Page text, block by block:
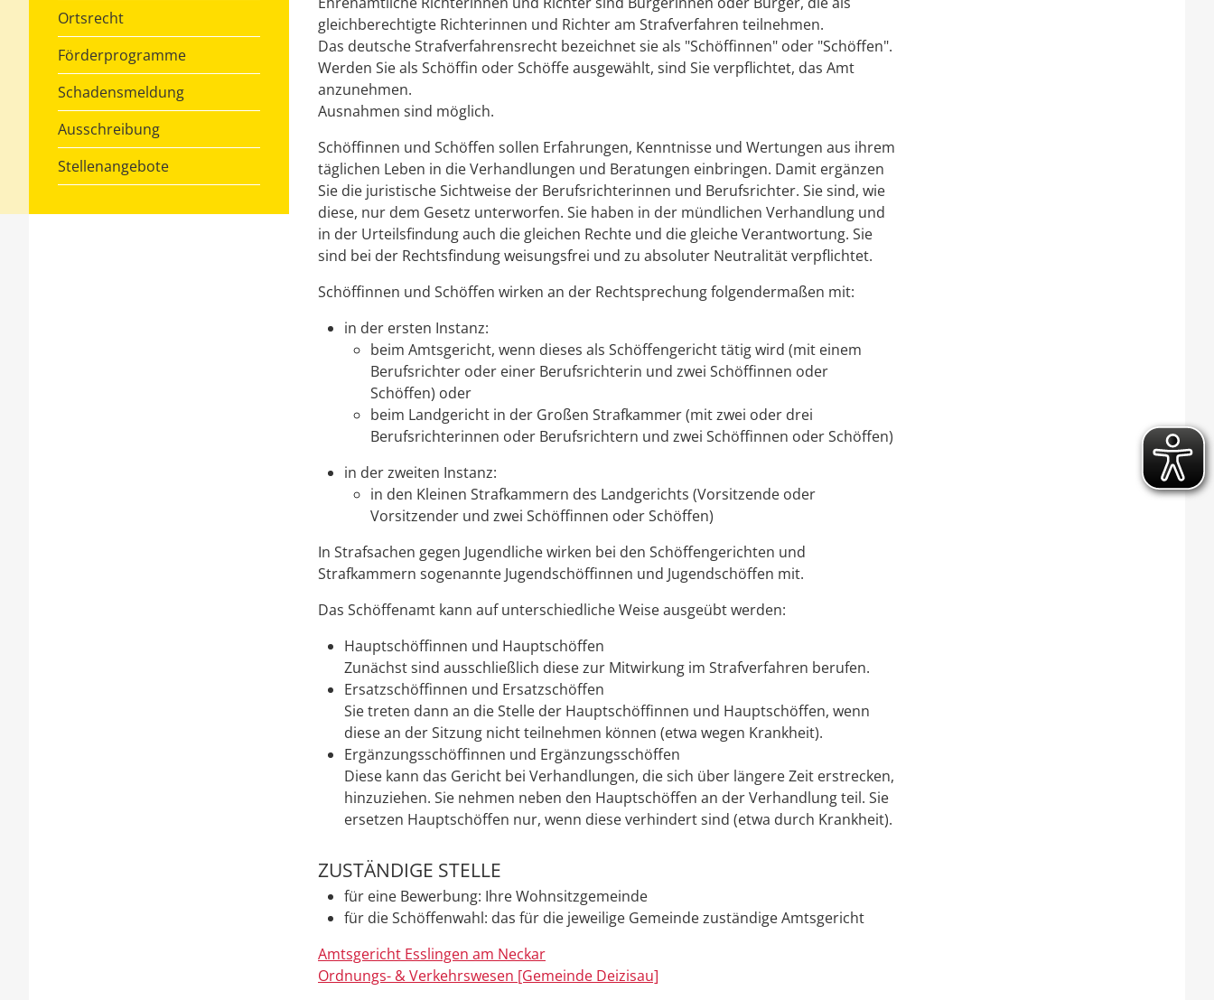
Ortsrecht
Förderprogramme
Schadensmeldung
Ausschreibung
Stellenangebote
gleichberechtigte Richterinnen und Richter am Strafverfahren teilnehmen.
Das deutsche Strafverfahrensrecht bezeichnet sie als "Schöffinnen" oder "Schöffen".
Werden Sie als Schöffin oder Schöffe ausgewählt, sind Sie verpflichtet, das Amt
anzunehmen.
Ausnahmen sind möglich.
Schöffinnen und Schöffen sollen Erfahrungen, Kenntnisse und Wertungen aus ihrem
täglichen Leben in die Verhandlungen und Beratungen einbringen. Damit ergänzen
Sie die juristische Sichtweise der Berufsrichterinnen und Berufsrichter. Sie sind, wie
diese, nur dem Gesetz unterworfen. Sie haben in der mündlichen Verhandlung und
in der Urteilsfindung auch die gleichen Rechte und die gleiche Verantwortung. Sie
sind bei der Rechtsfindung weisungsfrei und zu absoluter Neutralität verpflichtet.
Schöffinnen und Schöffen wirken an der Rechtsprechung folgendermaßen mit:
in der ersten Instanz:
beim Amtsgericht, wenn dieses als Schöffengericht tätig wird (mit einem
Berufsrichter oder einer Berufsrichterin und zwei Schöffinnen oder
Schöffen) oder
beim Landgericht in der Großen Strafkammer (mit zwei oder drei
Berufsrichterinnen oder Berufsrichtern und zwei Schöffinnen oder Schöffen)
in der zweiten Instanz:
in den Kleinen Strafkammern des Landgerichts (Vorsitzende oder
Vorsitzender und zwei Schöffinnen oder Schöffen)
In Strafsachen gegen Jugendliche wirken bei den Schöffengerichten und
Strafkammern sogenannte Jugendschöffinnen und Jugendschöffen mit.
Das Schöffenamt kann auf unterschiedliche Weise ausgeübt werden:
Hauptschöffinnen und Hauptschöffen
Zunächst sind ausschließlich diese zur Mitwirkung im Strafverfahren berufen.
Ersatzschöffinnen und Ersatzschöffen
Sie treten dann an die Stelle der Hauptschöffinnen und Hauptschöffen, wenn
diese an der Sitzung nicht teilnehmen können (etwa wegen Krankheit).
Ergänzungsschöffinnen und Ergänzungsschöffen
Diese kann das Gericht bei Verhandlungen, die sich über längere Zeit erstrecken,
hinzuziehen. Sie nehmen neben den Hauptschöffen an der Verhandlung teil. Sie
ersetzen Hauptschöffen nur, wenn diese verhindert sind (etwa durch Krankheit).
ZUSTÄNDIGE STELLE
für eine Bewerbung: Ihre Wohnsitzgemeinde
für die Schöffenwahl: das für die jeweilige Gemeinde zuständige Amtsgericht
Amtsgericht Esslingen am Neckar
Ordnungs- & Verkehrswesen [Gemeinde Deizisau]